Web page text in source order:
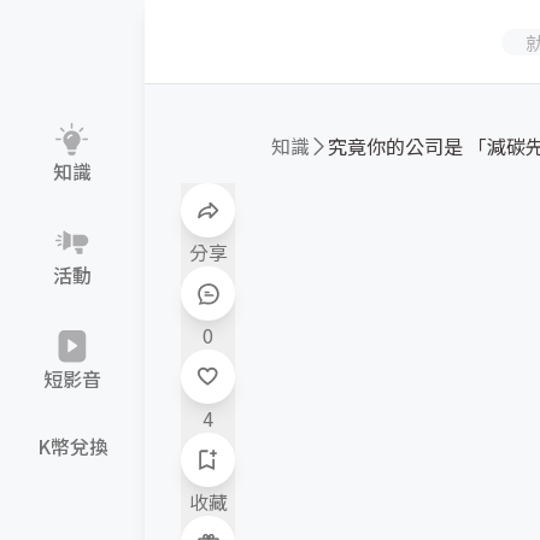
知識
活動
短影音
K幣兌換
分享
0
4
收藏
知識 究竟你的公司是 「減碳